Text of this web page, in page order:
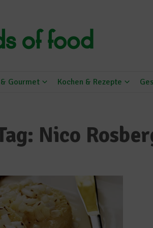
Gourmet Kochen & Rezepte
Nico